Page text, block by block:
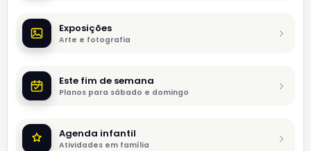
Exposições
Arte e fotografia
Este fim de semana
Planos para sábado e domingo
Agenda infantil
Atividades em família